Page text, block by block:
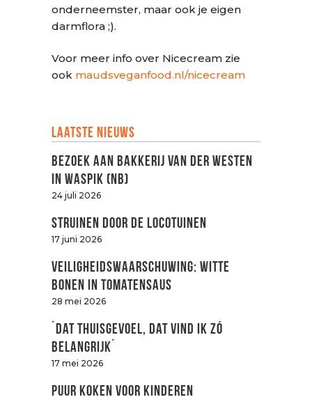
onderneemster, maar ook je eigen
darmflora ;).
Voor meer info over Nicecream zie
ook maudsveganfood.nl/nicecream
Laatste nieuws
Bezoek aan Bakkerij van der Westen
in Waspik (NB)
24 juli 2026
Struinen door de LOCOtuinen
17 juni 2026
Veiligheidswaarschuwing: witte
bonen in tomatensaus
28 mei 2026
´Dat thuisgevoel, dat vind ik zó
belangrijk´
17 mei 2026
Puur koken voor kinderen